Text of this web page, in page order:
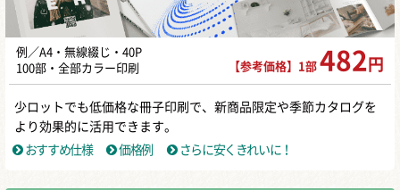
例／A4・無線綴じ・40P
100部・全部カラー印刷
【参考価格】1部 482 円
少ロットでも低価格な冊子印刷で、新商品限定や季節カタログを
より効果的に活用できます。
おすすめ仕様
価格例 さらに安くきれいに！